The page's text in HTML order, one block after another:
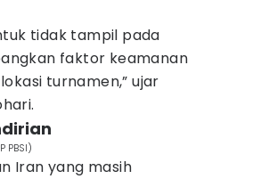
tidak tampil pada
faktor keamanan
turnamen,” ujar
PBSI)
Iran yang masih